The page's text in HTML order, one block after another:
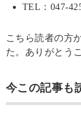
TEL：047-
こちら読者の方
た。ありがとう
今この記事も